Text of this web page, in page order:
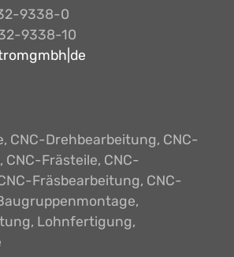
9338-0
9338-10
CNC-Drehbearbeitung, CNC-
Frästeile, CNC-
Fräsbearbeitung, CNC-
Lohnfertigung,